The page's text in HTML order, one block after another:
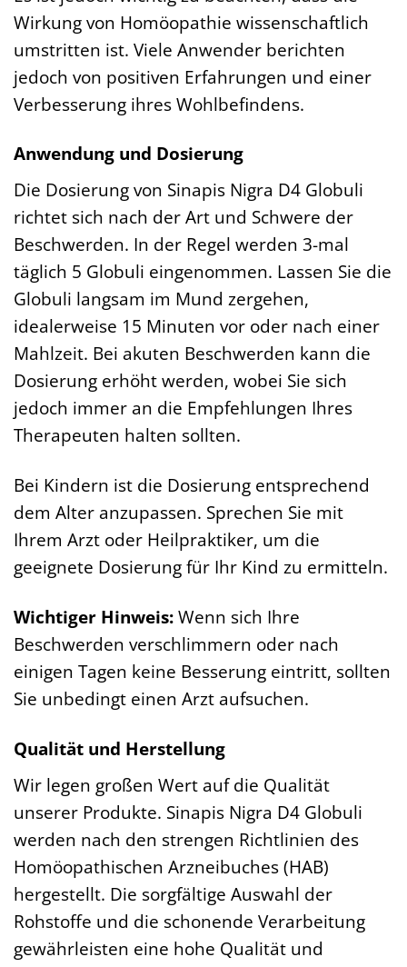
Wirkung von Homöopathie wissenschaftlich
umstritten ist. Viele Anwender berichten
jedoch von positiven Erfahrungen und einer
Verbesserung ihres Wohlbefindens.
Anwendung und Dosierung
Die Dosierung von Sinapis Nigra D4 Globuli
richtet sich nach der Art und Schwere der
Beschwerden. In der Regel werden 3-mal
täglich 5 Globuli eingenommen. Lassen Sie die
Globuli langsam im Mund zergehen,
idealerweise 15 Minuten vor oder nach einer
Mahlzeit. Bei akuten Beschwerden kann die
Dosierung erhöht werden, wobei Sie sich
jedoch immer an die Empfehlungen Ihres
Therapeuten halten sollten.
Bei Kindern ist die Dosierung entsprechend
dem Alter anzupassen. Sprechen Sie mit
Ihrem Arzt oder Heilpraktiker, um die
geeignete Dosierung für Ihr Kind zu ermitteln.
Wichtiger Hinweis:Wenn sich Ihre
Beschwerden verschlimmern oder nach
einigen Tagen keine Besserung eintritt, sollten
Sie unbedingt einen Arzt aufsuchen.
Qualität und Herstellung
Wir legen großen Wert auf die Qualität
unserer Produkte. Sinapis Nigra D4 Globuli
werden nach den strengen Richtlinien des
Homöopathischen Arzneibuches (HAB)
hergestellt. Die sorgfältige Auswahl der
Rohstoffe und die schonende Verarbeitung
gewährleisten eine hohe Qualität und